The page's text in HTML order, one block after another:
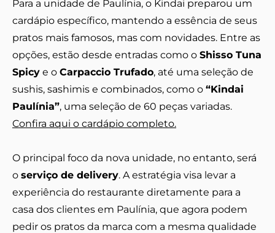
Para a unidade de Paulínia, o Kindai preparou um
cardápio específico, mantendo a essência de seus
pratos mais famosos, mas com novidades. Entre as
opções, estão desde entradas como o Shisso Tuna
Spicy e o Carpaccio Trufado, até uma seleção de
sushis, sashimis e combinados, como o “Kindai
Paulínia”, uma seleção de 60 peças variadas.
Confira aqui o cardápio completo.
O principal foco da nova unidade, no entanto, será
o serviço de delivery. A estratégia visa levar a
experiência do restaurante diretamente para a
casa dos clientes em Paulínia, que agora podem
pedir os pratos da marca com a mesma qualidade